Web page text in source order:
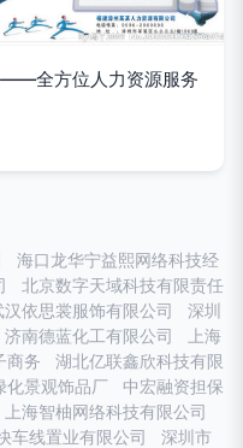
——全方位人力资源服务
海口龙华宁益熙网络科技经
北京数字天域科技有限责任
汉依思裳服饰有限公司
深圳
济南德蓝化工有限公司
上海
商务
湖北亿联鑫欣科技有限
化景观饰品厂
中宏融资担保
上海智柚网络科技有限公司
车线置业有限公司
深圳市